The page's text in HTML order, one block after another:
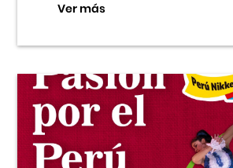
Ver más